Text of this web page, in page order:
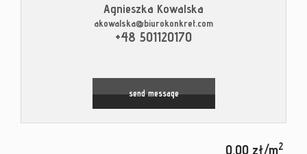
Leaflet © MapTiler©
Agnieszka Kowalska
akowalska@biurokonkret.com
+48 501120170
send message
0,00 zł/m2